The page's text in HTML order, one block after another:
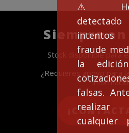
detectado
fraude
la
falsas.
realizar
cualquier
Siempre
Stock disponible para
¿Requieres apoyo para